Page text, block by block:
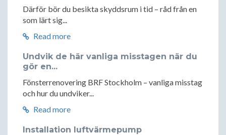
Därför bör du besikta skyddsrum i tid – råd från en
som lärt sig...
Read more
Undvik de här vanliga misstagen när du
gör en...
Fönsterrenovering BRF Stockholm – vanliga misstag
och hur du undviker...
Read more
Installation luftvärmepump